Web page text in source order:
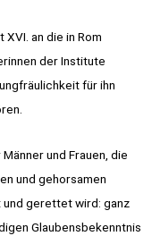
an die in Rom
der Institute
für ihn
und Frauen, die
und gehorsamen
und gerettet wird: ganz
Glaubensbekenntnis